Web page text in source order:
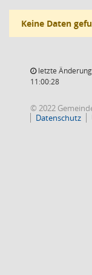
Keine Daten
letzte
11:00:28
© 2022
Datenschutz